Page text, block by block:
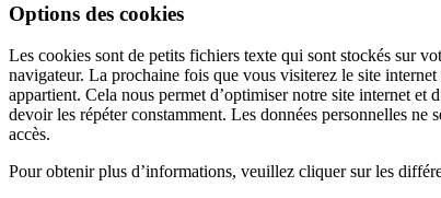
Options des cookies
Les cookies sont de petits fichiers texte qui sont stockés sur
navigateur. La prochaine fois que vous visiterez le site
appartient. Cela nous permet d’optimiser notre site internet et
devoir les répéter constamment. Les données personnelles
accès.
Pour obtenir plus d’informations, veuillez cliquer sur les